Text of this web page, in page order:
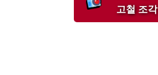
고철 조각